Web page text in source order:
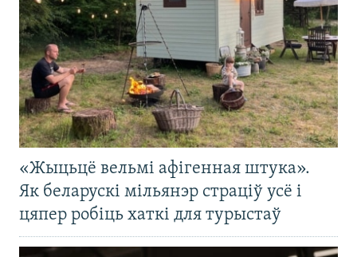
«Жыцьцё вельмі афігенная штука».
Як беларускі мільянэр страціў усё і
цяпер робіць хаткі для турыстаў